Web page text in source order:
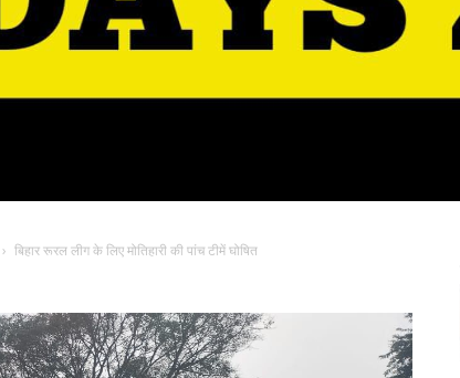
› बिहार रूरल लीग के लिए मोतिहारी की पांच टीमें घोषित